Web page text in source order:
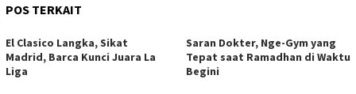
POS TERKAIT
El Clasico Langka, Sikat
Madrid, Barca Kunci Juara La
Liga
Saran Dokter, Nge-Gym yang
Tepat saat Ramadhan di Waktu
Begini